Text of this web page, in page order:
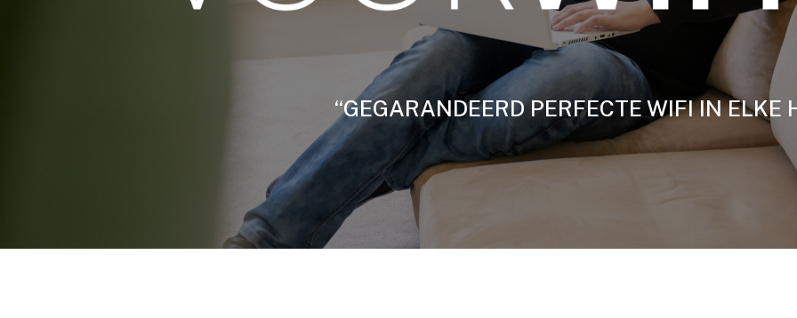
“GEGARANDEERD PERFECTE WIFI IN ELKE